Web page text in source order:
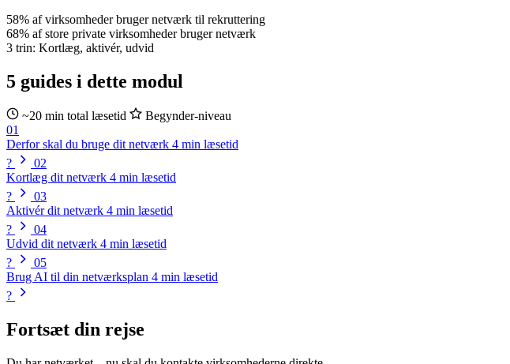
58% af virksomheder bruger netværk til rekruttering
68% af store private virksomheder bruger netværk
3 trin: Kortlæg, aktivér, udvid
5 guides i dette modul
~20 min total læsetid
Begynder-niveau
01
Derfor skal du bruge dit netværk 4 min læsetid
?
02
Kortlæg dit netværk 4 min læsetid
?
03
Aktivér dit netværk 4 min læsetid
?
04
Udvid dit netværk 4 min læsetid
?
05
Brug AI til din netværksplan 4 min læsetid
?
Fortsæt din rejse